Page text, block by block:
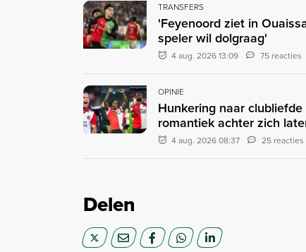
TRANSFERS
'Feyenoord ziet in
speler wil dolgraag'
4 aug. 2026 13:09 75 reacties
OPINIE
Hunkering naar
romantiek achter zich
4 aug. 2026 08:37 25 reacties
Delen